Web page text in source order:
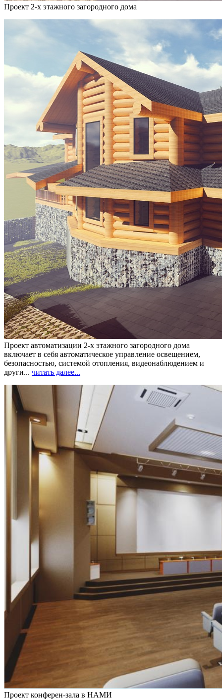
Проект 2-х этажного загородного дома
Проект автоматизации 2-х этажного загородного дома
включает в себя автоматическое управление освещением,
безопасностью, системой отопления, видеонаблюдением и
други... читать далее...
Проект конферен-зала в НАМИ